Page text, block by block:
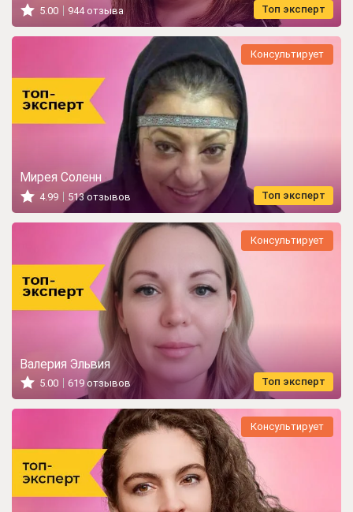
Топ эксперт
5.00 944 отзыва
Консультирует
Топ эксперт
Мирея Соленн
4.99 513 отзывов
Консультирует
Топ эксперт
Валерия Эльвия
5.00 619 отзывов
Консультирует